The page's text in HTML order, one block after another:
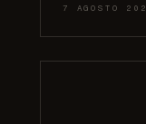
7 AGOSTO